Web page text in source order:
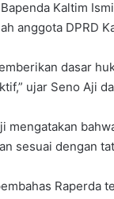
Kaltim
anggota DPRD
dasar
ujar Seno Aji
mengatakan
sesuai dengan
Raperda